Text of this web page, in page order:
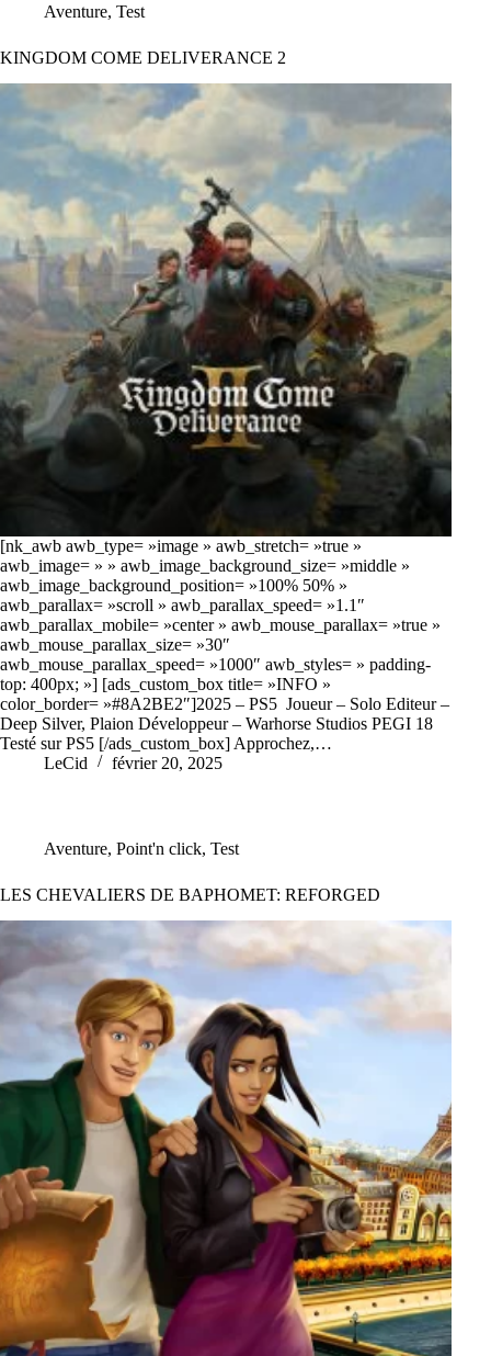
Aventure, Test
KINGDOM COME DELIVERANCE 2
[nk_awb awb_type= »image » awb_stretch= »true »
awb_image= » » awb_image_background_size= »middle »
awb_image_background_position= »100% 50% »
awb_parallax= »scroll » awb_parallax_speed= »1.1″
awb_parallax_mobile= »center » awb_mouse_parallax= »true »
awb_mouse_parallax_size= »30″
awb_mouse_parallax_speed= »1000″ awb_styles= » padding-
top: 400px; »] [ads_custom_box title= »INFO »
color_border= »#8A2BE2″]2025 – PS5 Joueur – Solo Editeur –
Deep Silver, Plaion Développeur – Warhorse Studios PEGI 18
Testé sur PS5 [/ads_custom_box] Approchez,…
LeCid
février 20, 2025
Aventure, Point'n click, Test
LES CHEVALIERS DE BAPHOMET: REFORGED